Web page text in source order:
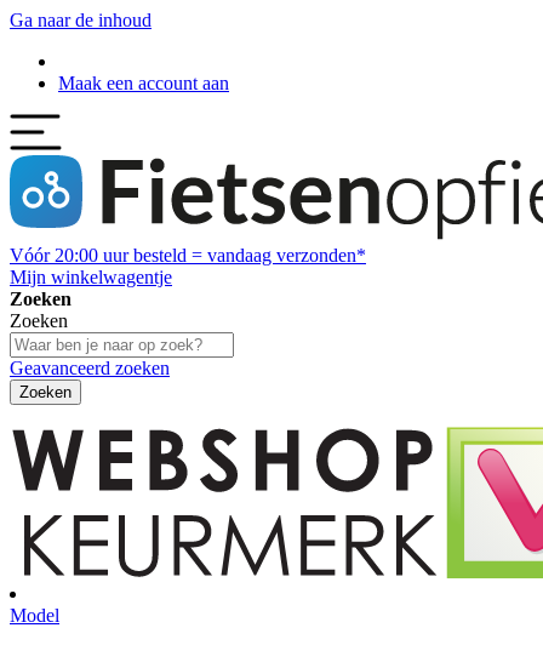
Ga naar de inhoud
Maak een account aan
Vóór 20:00 uur besteld = vandaag verzonden*
Mijn winkelwagentje
Zoeken
Zoeken
Geavanceerd zoeken
Zoeken
Model